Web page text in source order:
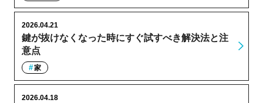
鍵が抜けなくなった時にすぐ試すべき解決法と注
意点
2026.04.21
家
2026.04.18